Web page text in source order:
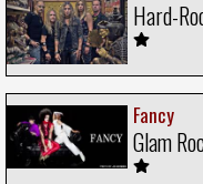
Hard-
Fancy
Glam